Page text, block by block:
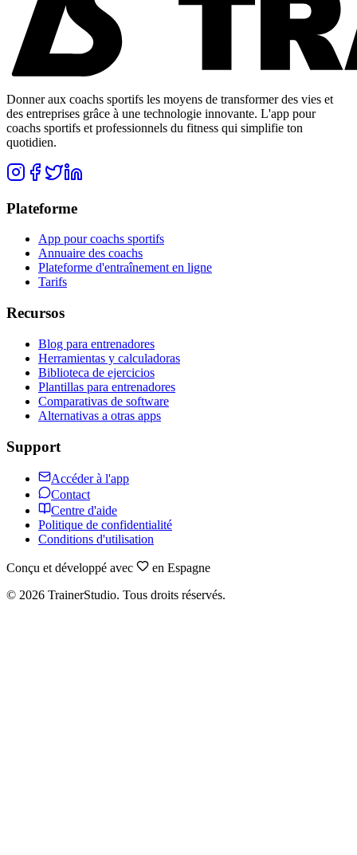
Donner aux coachs sportifs les moyens de transformer des vies et
des entreprises grâce à une technologie innovante. L'app pour
coachs sportifs et professionnels du fitness qui simplifie ton
quotidien.
Plateforme
App pour coachs sportifs
Annuaire des coachs
Plateforme d'entraînement en ligne
Tarifs
Recursos
Blog para entrenadores
Herramientas y calculadoras
Biblioteca de ejercicios
Plantillas para entrenadores
Comparativas de software
Alternativas a otras apps
Support
Accéder à l'app
Contact
Centre d'aide
Politique de confidentialité
Conditions d'utilisation
Conçu et développé avec
en Espagne
© 2026 TrainerStudio. Tous droits réservés.